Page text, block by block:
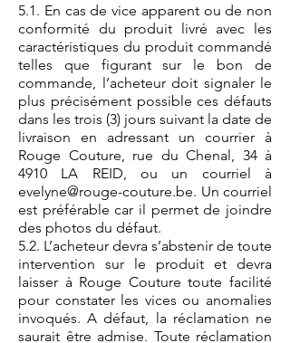
5.1. En cas de vice apparent ou de non
conformité du produit livré avec les
caractéristiques du produit commandé
telles que figurant sur le bon de
commande, l’acheteur doit signaler le
plus précisément possible ces défauts
dans les trois (3) jours suivant la date de
livraison en adressant un courrier à
Rouge Couture, rue du Chenal, 34 à
4910 LA REID, ou un courriel à
evelyne@rouge-couture.be. Un courriel
est préférable car il permet de joindre
des photos du défaut.
5.2. L’acheteur devra s’abstenir de toute
intervention sur le produit et devra
laisser à Rouge Couture toute facilité
pour constater les vices ou anomalies
invoqués. A défaut, la réclamation ne
saurait être admise. Toute réclamation